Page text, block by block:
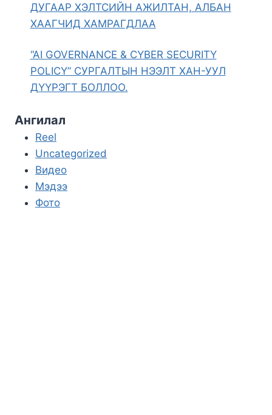
ДУГААР ХЭЛТСИЙН АЖИЛТАН, АЛБАН
ХААГЧИД ХАМРАГДЛАА
“AI GOVERNANCE & CYBER SECURITY
POLICY” СУРГАЛТЫН НЭЭЛТ ХАН-УУЛ
ДҮҮРЭГТ БОЛЛОО.
Ангилал
Reel
Uncategorized
Видео
Мэдээ
Фото